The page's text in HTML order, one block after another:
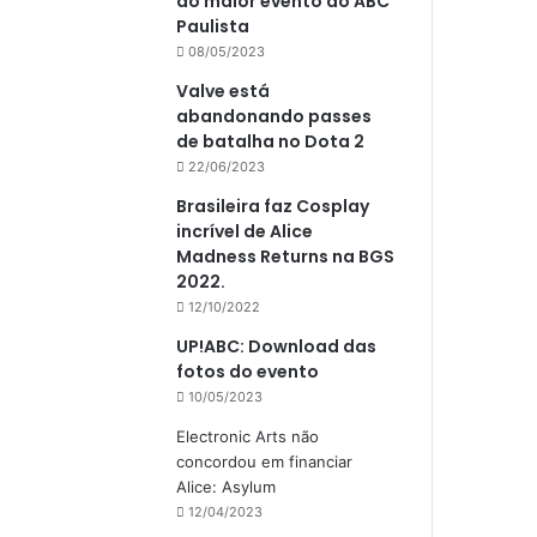
Paulista
08/05/2023
Valve está
abandonando passes
de batalha no Dota 2
22/06/2023
Brasileira faz Cosplay
incrível de Alice
Madness Returns na BGS
2022.
12/10/2022
UP!ABC: Download das
fotos do evento
10/05/2023
Electronic Arts não
concordou em financiar
Alice: Asylum
12/04/2023